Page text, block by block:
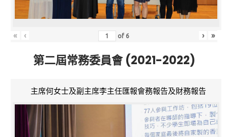
« ‹ of 6 › »
第二屆常務委員會 (2021-2022)
主席何女士及副主席李主任匯報會務報告及財務報告